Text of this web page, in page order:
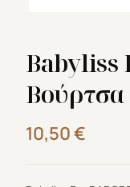
Babyliss
10,50€